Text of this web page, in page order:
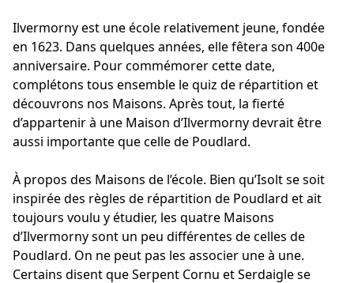
Ilvermorny est une école relativement jeune, fondée
en 1623. Dans quelques années, elle fêtera son 400e
anniversaire. Pour commémorer cette date,
complétons tous ensemble le quiz de répartition et
découvrons nos Maisons. Après tout, la fierté
d’appartenir à une Maison d’Ilvermorny devrait être
aussi importante que celle de Poudlard.
À propos des Maisons de l’école. Bien qu’Isolt se soit
inspirée des règles de répartition de Poudlard et ait
toujours voulu y étudier, les quatre Maisons
d’Ilvermorny sont un peu différentes de celles de
Poudlard. On ne peut pas les associer une à une.
Certains disent que Serpent Cornu et Serdaigle se